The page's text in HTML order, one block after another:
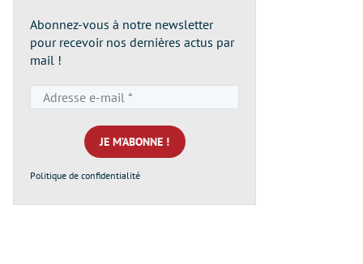
Abonnez-vous à notre newsletter
pour recevoir nos dernières actus par
mail !
e-
mail
*
Politique de confidentialité